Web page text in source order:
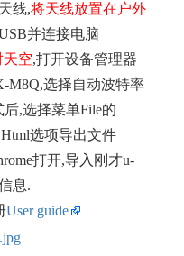
线,将天线放置在户外
并连接电脑
空,打开设备管理器
M8Q,选择自动波特率
,选择菜单File的
Html选项导出文件
打开,导入刚才u-
息.
User guide